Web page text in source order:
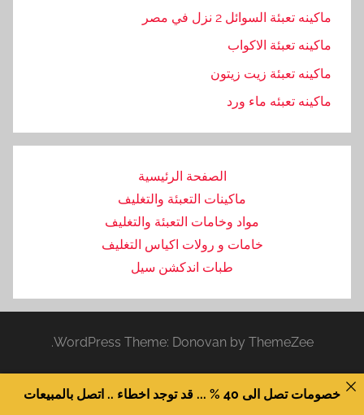
ماكينه تعبئة السوائل 2 نزل في مصر
ماكينه تعبئة الاكواب
ماكينه تعبئة زيت زيتون
ماكينه تعبئه ماء ورد
الصفحة الرئيسية
ماكينات التعبئة والتغليف
مواد وخامات التعبئة والتغليف
خامات و رولات اكياس التغليف
طبات اندكشن سيل
WordPress Theme: Donovan by ThemeZee.
خصومات تصل الى 40 % ... قد توجد اخطاء .. اتصل بالمبيعات